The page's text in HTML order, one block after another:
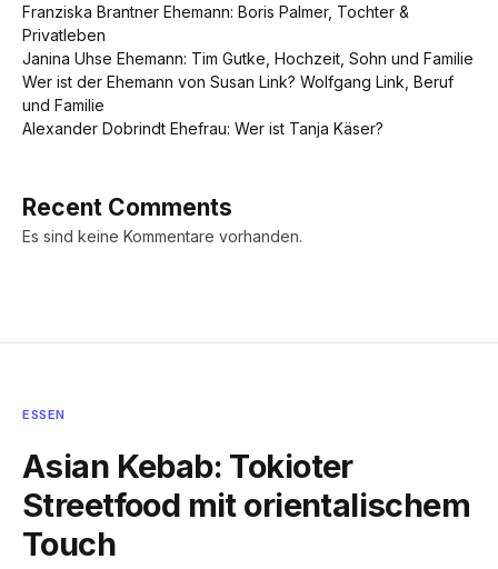
Franziska Brantner Ehemann: Boris Palmer, Tochter &
Privatleben
Janina Uhse Ehemann: Tim Gutke, Hochzeit, Sohn und Familie
Wer ist der Ehemann von Susan Link? Wolfgang Link, Beruf
und Familie
Alexander Dobrindt Ehefrau: Wer ist Tanja Käser?
Recent Comments
Es sind keine Kommentare vorhanden.
ESSEN
Asian Kebab: Tokioter
Streetfood mit orientalischem
Touch